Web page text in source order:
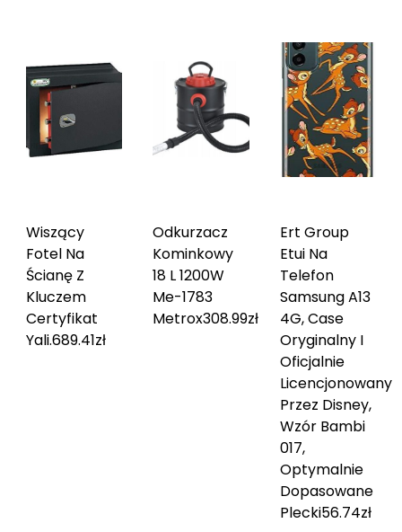
Wiszący
Fotel Na
Ścianę Z
Kluczem
Certyfikat
Yali.689.41zł
Odkurzacz
Kominkowy
18 L 1200W
Me-1783
Metrox308.99zł
Ert Group
Etui Na
Telefon
Samsung A13
4G, Case
Oryginalny I
Oficjalnie
Licencjonowany
Przez Disney,
Wzór Bambi
017,
Optymalnie
Dopasowane
Plecki56.74zł